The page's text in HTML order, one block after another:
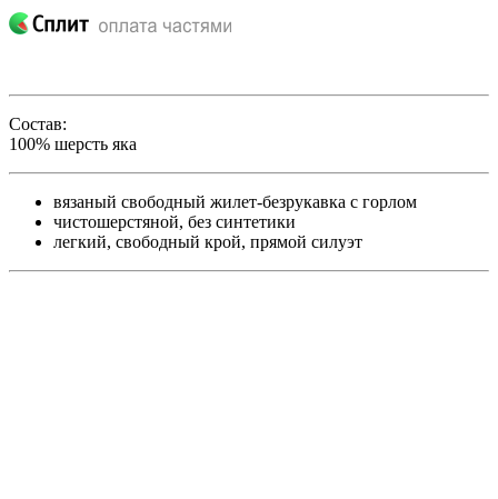
Состав:
100% шерсть яка
вязаный свободный жилет-безрукавка с горлом
чистошерстяной, без синтетики
легкий, свободный крой, прямой силуэт